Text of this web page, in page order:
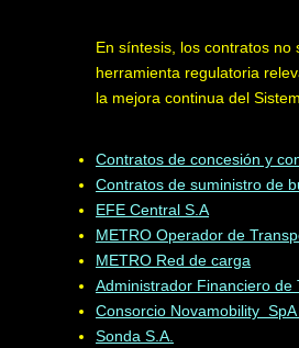
En síntesis, los contratos no
herramienta regulatoria
la mejora continua del
Contratos de concesión y
Contratos de suministro de
EFE Central S.A
METRO Operador de
METRO Red de carga
Administrador Financiero de
Consorcio Novamobility SpA
Sonda S.A.